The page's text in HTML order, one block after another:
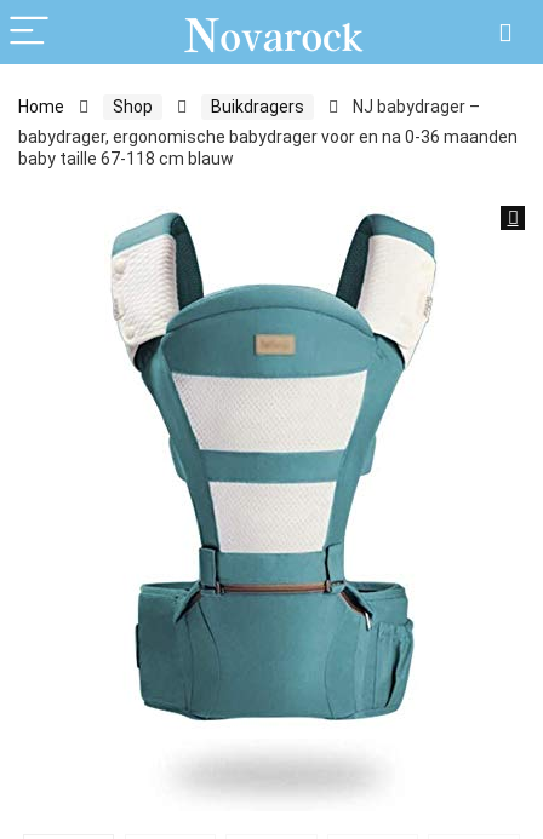
Home Shop Buikdragers
NJ babydrager –
babydrager, ergonomische babydrager voor en na 0-36 maanden
baby taille 67-118 cm blauw